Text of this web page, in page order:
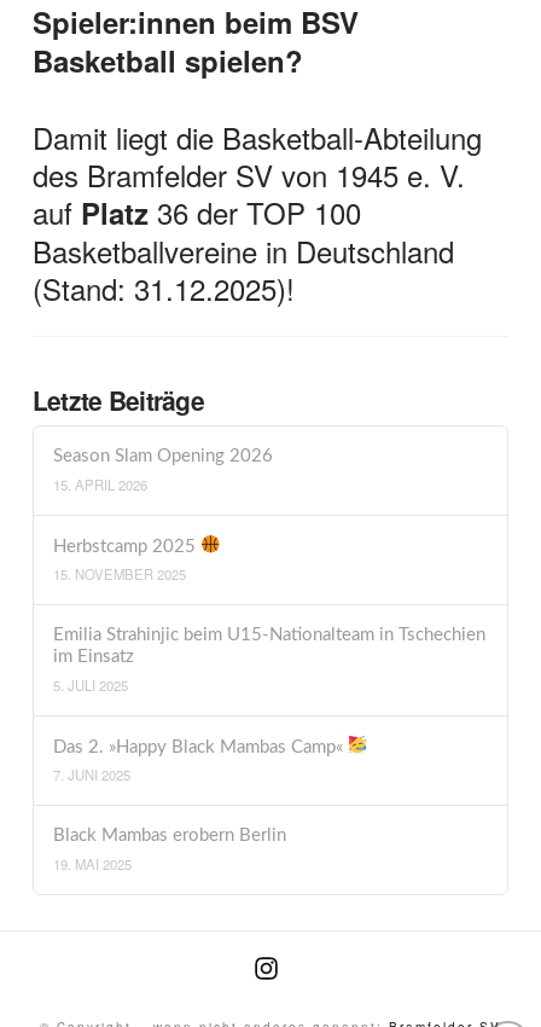
Spieler:innen beim BSV
Basketball spielen?
Damit liegt die Basketball-Abteilung
des Bramfelder SV von 1945 e. V.
auf Platz 36 der TOP 100
Basketballvereine in Deutschland
(Stand: 31.12.2025)!
Letzte Beiträge
Season Slam Opening 2026
15. APRIL 2026
Herbstcamp 2025
15. NOVEMBER 2025
Emilia Strahinjic beim U15-Nationalteam in Tschechien
im Einsatz
5. JULI 2025
Das 2. »Happy Black Mambas Camp«
7. JUNI 2025
Black Mambas erobern Berlin
19. MAI 2025